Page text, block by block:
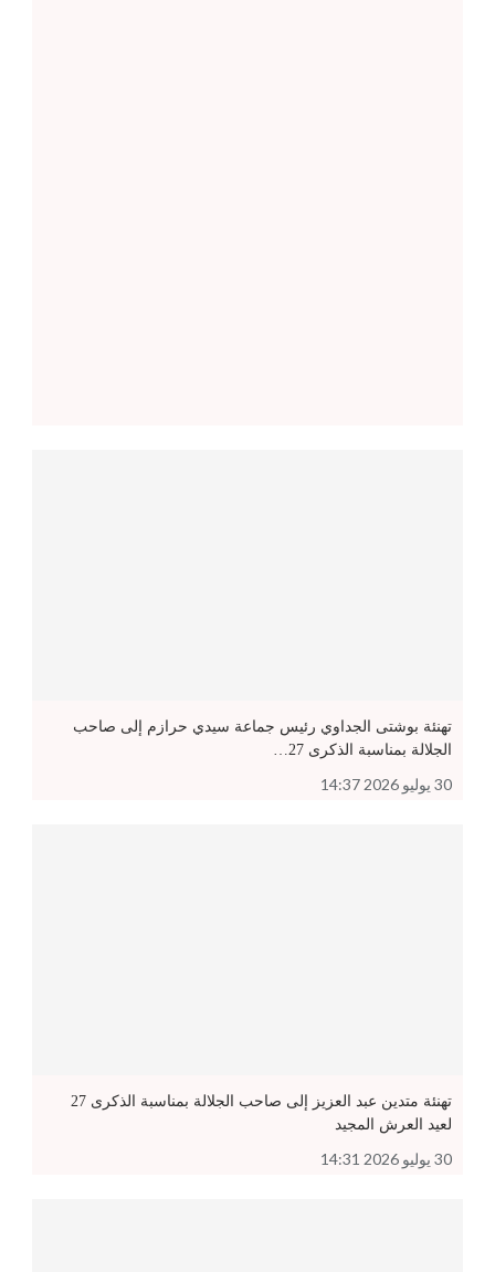
تهنئة بوشتى الجداوي رئيس جماعة سيدي حرازم إلى صاحب
الجلالة بمناسبة الذكرى 27…
30 يوليو 2026 14:37
تهنئة متدين عبد العزيز إلى صاحب الجلالة بمناسبة الذكرى 27
لعيد العرش المجيد
30 يوليو 2026 14:31